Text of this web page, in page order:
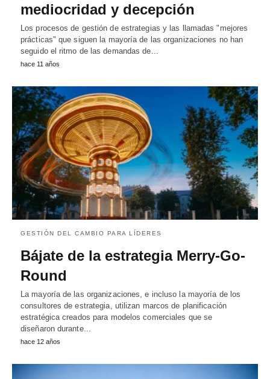
mediocridad y decepción
Los procesos de gestión de estrategias y las llamadas "mejores
prácticas" que siguen la mayoría de las organizaciones no han
seguido el ritmo de las demandas de...
hace 11 años
GESTIÓN DEL CAMBIO PARA LÍDERES
Bájate de la estrategia Merry-Go-
Round
La mayoría de las organizaciones, e incluso la mayoría de los
consultores de estrategia, utilizan marcos de planificación
estratégica creados para modelos comerciales que se
diseñaron durante...
hace 12 años